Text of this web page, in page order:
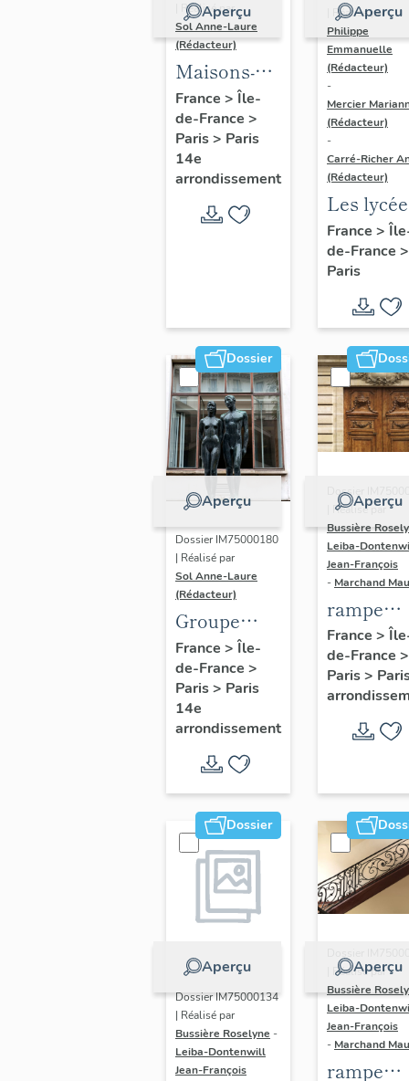
Aperçu
| Réalisé par
Sol Anne-Laure
(Rédacteur)
Maisons-
immeubles
France > Île-
de-France >
Paris> Paris
14e
arrondissement
Aperçu
| Réalisé par
Philippe
Emmanuelle
(Rédacteur)
-
Mercier
(Rédacteur)
-
Carré-Richer
(Rédacteur)
Les
Jean-
Dondel
Roger
Dhuit
France >
de-France >
Paris
Dossier
Aperçu
Dossier IM75000180
| Réalisé par
Sol Anne-Laure
(Rédacteur)
Groupe
sculpté :
Les
Adolescents
France > Île-
de-France >
Paris> Paris
14e
arrondissement
Aperçu
Dossier
| Réalisé par
Bussière
Leiba-
Jean-François
- Marchand
rampe
d'appui,
escalier
l' hôtel
(non
France >
de-France >
Paris>
Dossier
Aperçu
Dossier IM75000134
| Réalisé par
Bussière Roselyne -
Leiba-Dontenwill
Jean-François
Aperçu
| Réalisé par
Bussière
Leiba-
Jean-François
- Marchand
rampe